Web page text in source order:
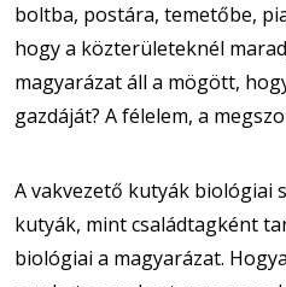
boltba, postára, temetőbe,
hogy a közterületeknél
magyarázat áll a mögött,
gazdáját? A félelem, a
A vakvezető kutyák biológiai
kutyák, mint családtagként
biológiai a magyarázat.